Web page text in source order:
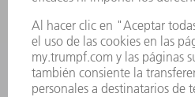
Viernes de
Departamento